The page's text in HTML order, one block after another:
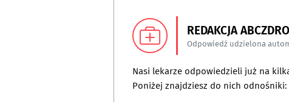
REDAKCJA
Odpowiedź udzielona
Nasi lekarze odpowiedzieli już na
Poniżej znajdziesz do nich odnośniki: